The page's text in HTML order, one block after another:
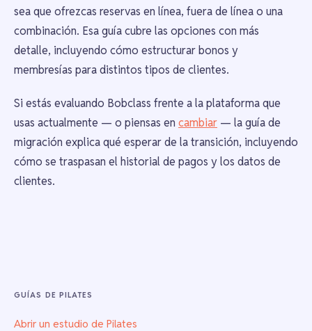
sea que ofrezcas reservas en línea, fuera de línea o una
combinación. Esa guía cubre las opciones con más
detalle, incluyendo cómo estructurar bonos y
membresías para distintos tipos de clientes.
Si estás evaluando Bobclass frente a la plataforma que
usas actualmente — o piensas en cambiar — la guía de
migración explica qué esperar de la transición, incluyendo
cómo se traspasan el historial de pagos y los datos de
clientes.
GUÍAS DE PILATES
Abrir un estudio de Pilates